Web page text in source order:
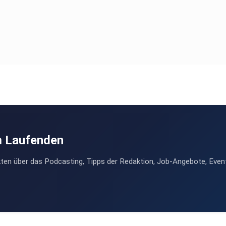
Laufenden
über das Podcasting, Tipps der Redaktion, Job-Angebote,